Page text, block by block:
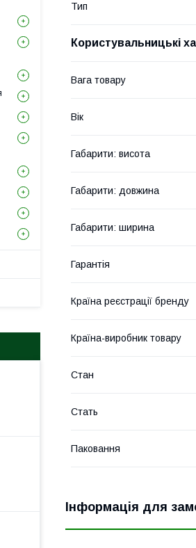
Тип
Користувальницькі
Вага товару
Вік
Габарити: висота
Габарити: довжина
Габарити: ширина
Гарантія
Країна реєстрації бренду
Країна-виробник товару
Стан
Стать
Паковання
Інформація для